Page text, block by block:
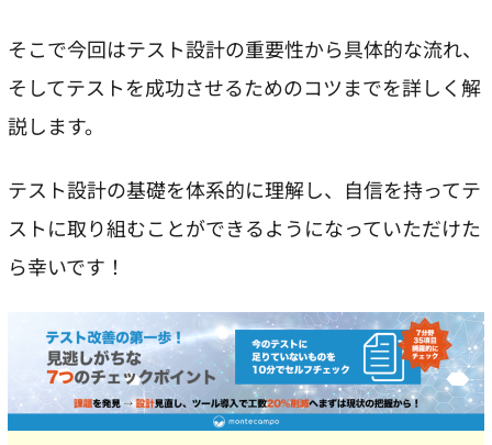
そこで今回はテスト設計の重要性から具体的な流れ、
そしてテストを成功させるためのコツまでを詳しく解
説します。
テスト設計の基礎を体系的に理解し、自信を持ってテ
ストに取り組むことができるようになっていただけた
ら幸いです！